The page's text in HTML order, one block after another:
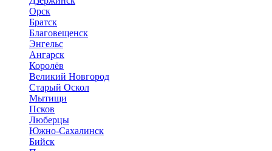
Орск
Братск
Благовещенск
Энгельс
Ангарск
Королёв
Великий Новгород
Старый Оскол
Мытищи
Псков
Люберцы
Южно-Сахалинск
Бийск